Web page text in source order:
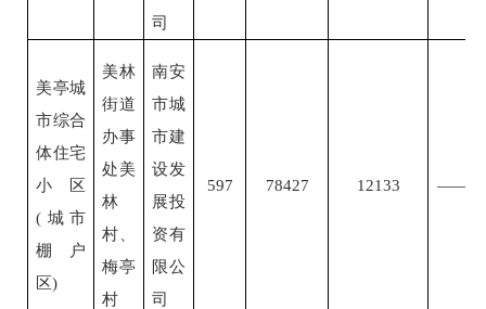
司
美亭城
市综合
体住宅
小区
(城市
棚户
区)
美林
街道
办事
处美
林
村、
梅亭
村
南安
市城
市建
设发
展投
资有
限公
司
597 78427 12133 ——